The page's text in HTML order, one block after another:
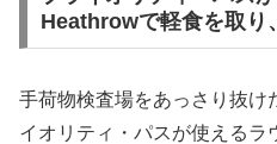
Heathrowで軽食を取り
手荷物検査場をあっさり抜け
イオリティ・パスが使えるラ